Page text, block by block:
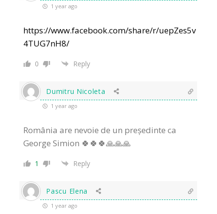
1 year ago
https://www.facebook.com/share/r/uepZes5v
4TUG7nH8/
0 Reply
Dumitru Nicoleta
1 year ago
România are nevoie de un președinte ca
George Simion 🍀🍀🍀🙏🙏🙏
1 Reply
Pascu Elena
1 year ago